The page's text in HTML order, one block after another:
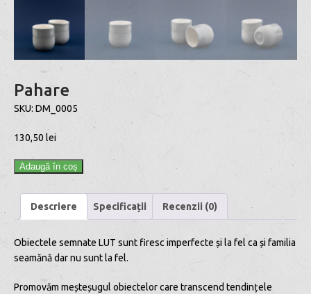
Pahare
SKU: DM_0005
130,50 lei
Adaugă în coș
Descriere Specificații Recenzii (0)
Obiectele semnate LUT sunt firesc imperfecte și la fel ca și familia
seamănă dar nu sunt la fel.
Promovăm meșteșugul obiectelor care transcend tendințele